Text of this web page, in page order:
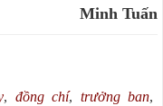
Minh Tuấn
, đồng chí, trưởng ban,